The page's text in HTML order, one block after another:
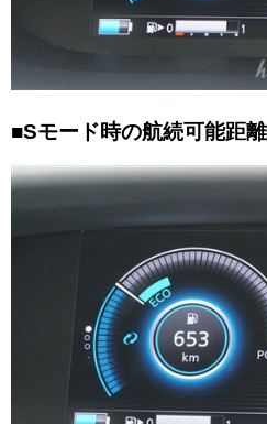
■Sモード時の航続可能距離